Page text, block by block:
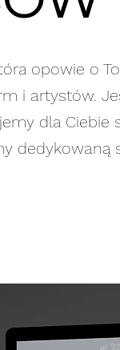
opowie o
i artystów.
dla Ciebie
dedykowaną